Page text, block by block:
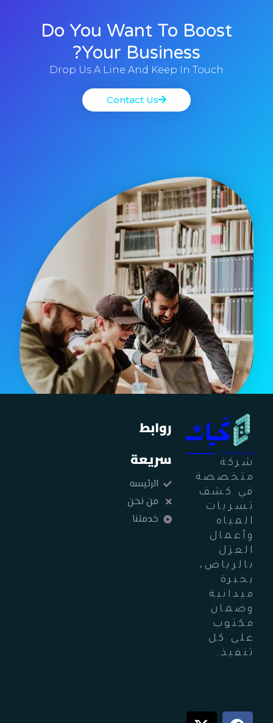
Do You Want To Boost
Your Business?
Drop Us A Line And Keep In Touch
Contact Us
شركة
متخصصة
في كشف
تسربات
المياه
وأعمال
العزل
بالرياض،
بخبرة
ميدانية
وضمان
مكتوب
على كل
تنفيذ.
F
X Y
روابط
سريعة
الرئيسه
من نحن
خدمتنا